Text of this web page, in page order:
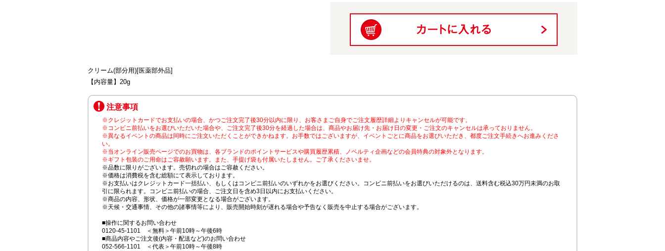
クリーム(部分用)[医薬部外品]
【内容量】20g
注意事項
※クレジットカードでお支払いの場合、かつご注文完了後30分以内に限り、お客さまご自身でご注文履歴詳細よりキャンセルが可能です。
※コンビニ前払いをお選びいただいた場合や、ご注文完了後30分を経過した場合は、商品やお届け先・お届け日の変更・ご注文のキャンセルは承っておりません。
※異なるイベントの商品は同時にご注文いただくことができかねます。お手数ではございますが、イベントごとに商品をお選びいただき、都度ご注文手続きへお進みくださ
い。
※当オンライン販売ページでのお買物は、各ブランドのポイントサービスや購買履歴累積、ノベルティ企画などの会員特典の対象外となります。
※ギフト包装のご用命はご容赦願います。また、手提げ袋も付属いたしません。ご了承くださいませ。
※品数に限りがございます。売切れの場合はご容赦ください。
※価格は消費税を含む総額にて表示しております。
※お支払いはクレジットカード一括払い、もしくはコンビニ前払いのいずれかをお選びください。コンビニ前払いをお選びいただけるのは、送料含む税込30万円未満のお取
引に限られます。コンビニ前払いの場合、ご注文日を含め3日以内にお支払いください。
※商品の内容、形状、価格が一部変更となる場合がございます。
※天候・交通事情、その他の諸事情等により、販売開始時刻が遅れる場合や予告なく販売を中止する場合がございます。
■操作に関するお問い合わせ
0120-45-1101 ＜無料＞午前10時～午後6時
■商品内容やご注文後(内容・配送など)のお問い合わせ
052-566-1101 ＜代表＞午前10時～午後8時